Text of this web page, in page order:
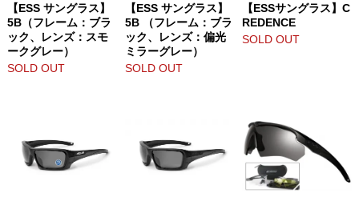
【ESS サングラス】
5B（フレーム：ブラ
ック、レンズ：スモ
ークグレー）
SOLD OUT
【ESS サングラス】
5B （フレーム：ブラ
ック、レンズ：偏光
ミラーグレー）
SOLD OUT
【ESSサングラス】C
REDENCE
SOLD OUT